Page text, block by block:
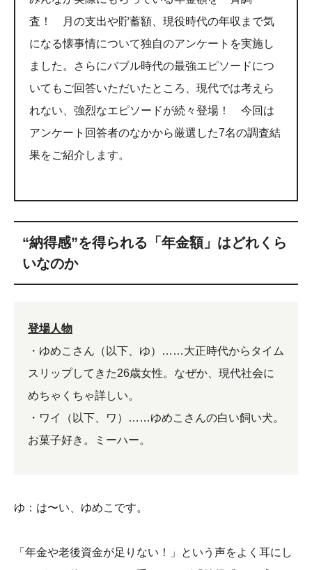
査！ 月の支出や貯蓄額、現役時代の年収まで気
になる懐事情について独自のアンケートを実施し
ました。さらにバブル時代の最強エピソードにつ
いてもご回答いただいたところ、現代では考えら
れない、強烈なエピソードが続々登場！ 今回は
アンケート回答者のなかから厳選した7名の調査結
果をご紹介します。
“納得感”を得られる「年金額」はどれくら
いなのか
登場人物
・ゆめこさん（以下、ゆ）……大正時代からタイム
スリップしてきた26歳女性。なぜか、現代社会に
めちゃくちゃ詳しい。
・ワイ（以下、ワ）……ゆめこさんの白い飼い犬。
お菓子好き。ミーハー。
ゆ：は〜い、ゆめこです。
「年金や老後資金が足りない！」という声をよく耳にし